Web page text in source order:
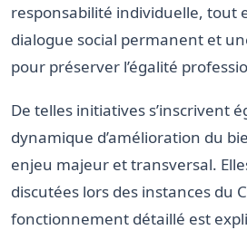
responsabilité individuelle, tout
dialogue social permanent et
pour préserver l’égalité
De telles initiatives s’inscrivent
dynamique d’amélioration du
enjeu majeur et transversal.
discutées lors des instances du
fonctionnement détaillé est